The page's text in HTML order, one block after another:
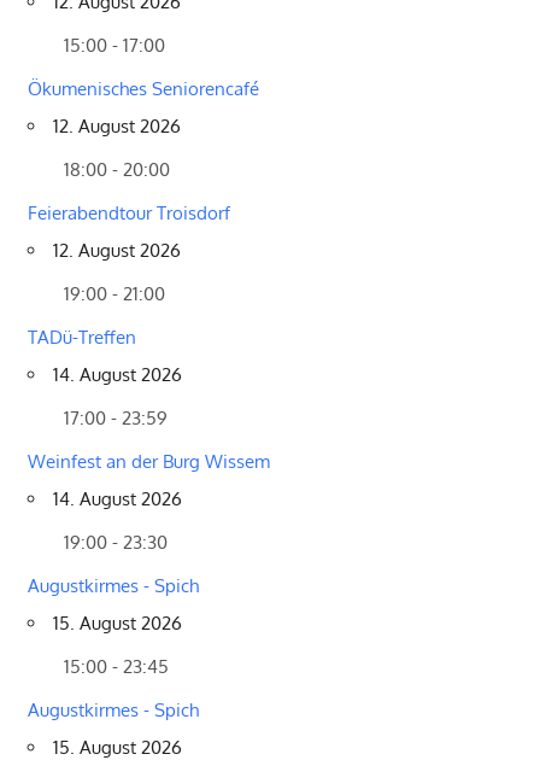
15:00 - 17:00
Ökumenisches Seniorencafé
12. August 2026
18:00 - 20:00
Feierabendtour Troisdorf
12. August 2026
19:00 - 21:00
TADü-Treffen
14. August 2026
17:00 - 23:59
Weinfest an der Burg Wissem
14. August 2026
19:00 - 23:30
Augustkirmes - Spich
15. August 2026
15:00 - 23:45
Augustkirmes - Spich
15. August 2026